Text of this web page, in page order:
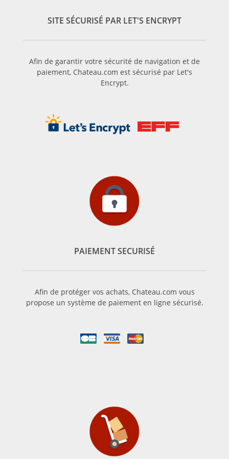
SITE SÉCURISÉ PAR LET'S ENCRYPT
Afin de garantir votre sécurité de navigation et de
paiement, Chateau.com est sécurisé par Let's
Encrypt.
PAIEMENT SECURISÉ
Afin de protéger vos achats, Chateau.com vous
propose un système de paiement en ligne sécurisé.